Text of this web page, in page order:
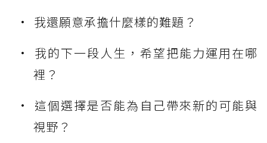
我還願意承擔什麼樣的難題？
我的下一段人生，希望把能力運用在哪
裡？
這個選擇是否能為自己帶來新的可能與
視野？